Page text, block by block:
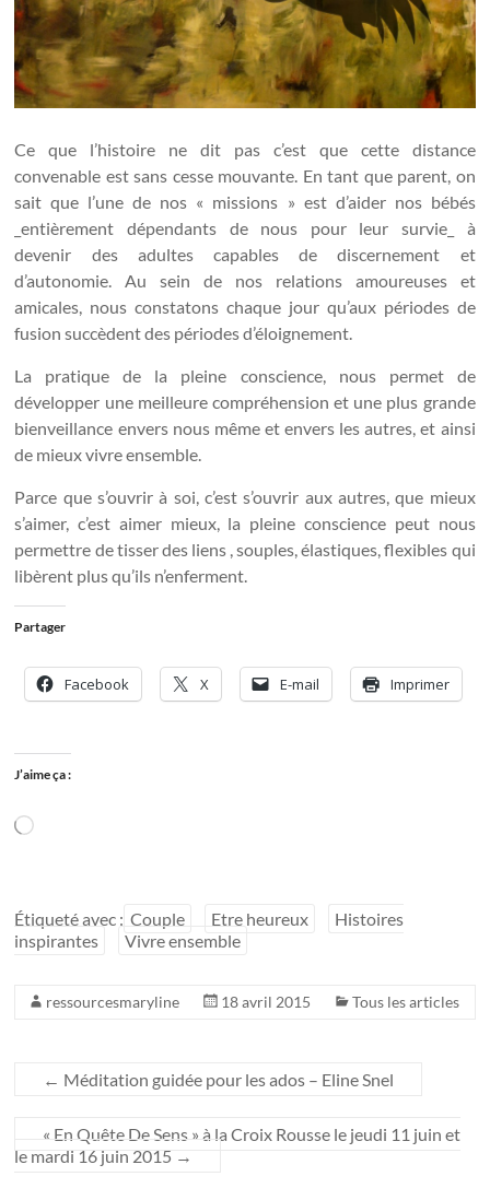
Ce que l’histoire ne dit pas c’est que cette distance
convenable est sans cesse mouvante. En tant que parent, on
sait que l’une de nos « missions » est d’aider nos bébés
_entièrement dépendants de nous pour leur survie_ à
devenir des adultes capables de discernement et
d’autonomie. Au sein de nos relations amoureuses et
amicales, nous constatons chaque jour qu’aux périodes de
fusion succèdent des périodes d’éloignement.
La pratique de la pleine conscience, nous permet de
développer une meilleure compréhension et une plus grande
bienveillance envers nous même et envers les autres, et ainsi
de mieux vivre ensemble.
Parce que s’ouvrir à soi, c’est s’ouvrir aux autres, que mieux
s’aimer, c’est aimer mieux, la pleine conscience peut nous
permettre de tisser des liens , souples, élastiques, flexibles qui
libèrent plus qu’ils n’enferment.
Partager
Facebook X E-mail Imprimer
J’aime ça :
Chargement…
Étiqueté avec : Couple Etre heureux
Histoires
inspirantes
Vivre ensemble
ressourcesmaryline 18 avril 2015 Tous les articles
← Méditation guidée pour les ados – Eline Snel
« En Quête De Sens » à la Croix Rousse le jeudi 11 juin et
le mardi 16 juin 2015 →